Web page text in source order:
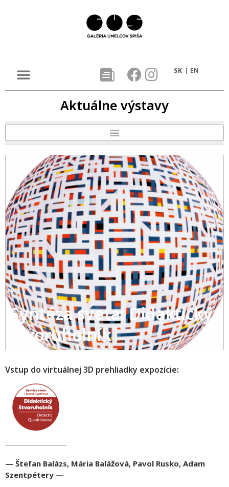
SK EN
Aktuálne výstavy
Syntéza sveta: Didaktický
štvoruholník
Vstup do virtuálnej 3D prehliadky expozície:
— Štefan Balázs, Mária Balážová, Pavol Rusko, Adam
Szentpétery —